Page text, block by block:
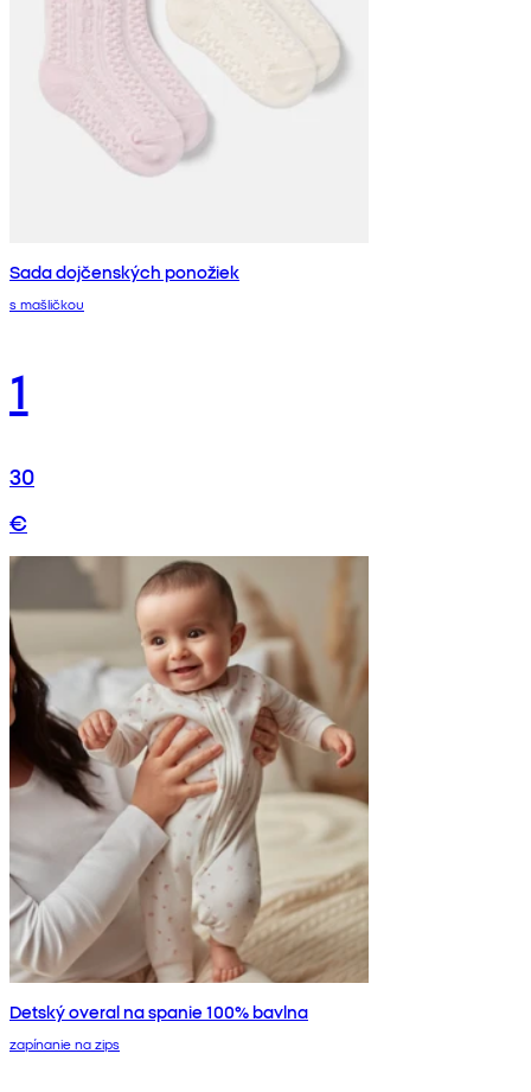
Sada dojčenských ponožiek
s mašličkou
1
30
€
Detský overal na spanie 100% bavlna
zapínanie na zips